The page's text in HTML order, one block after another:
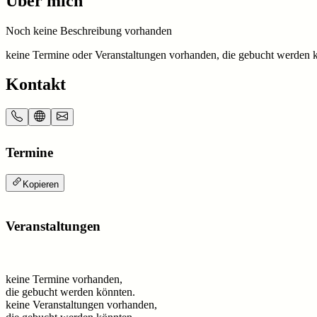
Noch keine Beschreibung vorhanden
keine Termine oder Veranstaltungen vorhanden, die gebucht werden
Kontakt
Termine
Kopieren
Veranstaltungen
keine Termine vorhanden,
die gebucht werden könnten.
keine Veranstaltungen vorhanden,